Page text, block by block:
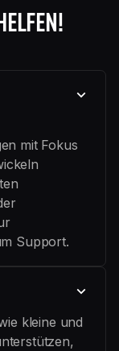
mit Fokus
Support.
kleine und